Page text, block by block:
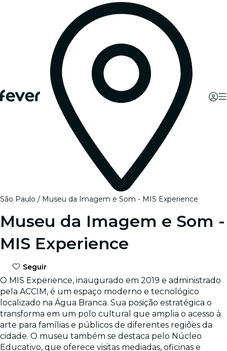
São Paulo Museu da Imagem e Som - MIS Experience
Museu da Imagem e Som -
MIS Experience
Seguir
O MIS Experience, inaugurado em 2019 e administrado
pela ACCIM, é um espaço moderno e tecnológico
localizado na Água Branca. Sua posição estratégica o
transforma em um polo cultural que amplia o acesso à
arte para famílias e públicos de diferentes regiões da
cidade. O museu também se destaca pelo Núcleo
Educativo, que oferece visitas mediadas, oficinas e